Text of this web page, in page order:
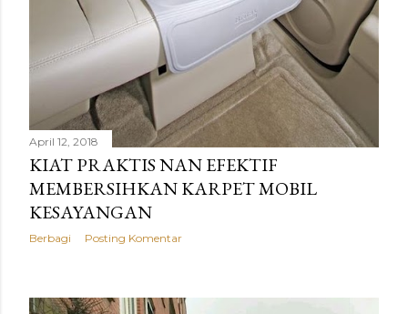
April 12, 2018
KIAT PRAKTIS NAN EFEKTIF
MEMBERSIHKAN KARPET MOBIL
KESAYANGAN
Berbagi Posting Komentar